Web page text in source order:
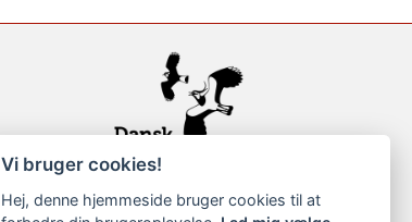
Vi bruger cookies!
Hej, denne hjemmeside bruger cookies til at